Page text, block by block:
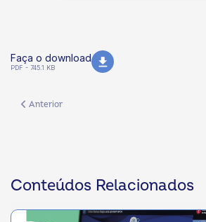
Faça o download
PDF - 745.1 KB
Artigo anterior: MS Cooperativo - Maio de 2026
Anterior
Conteúdos Relacionados